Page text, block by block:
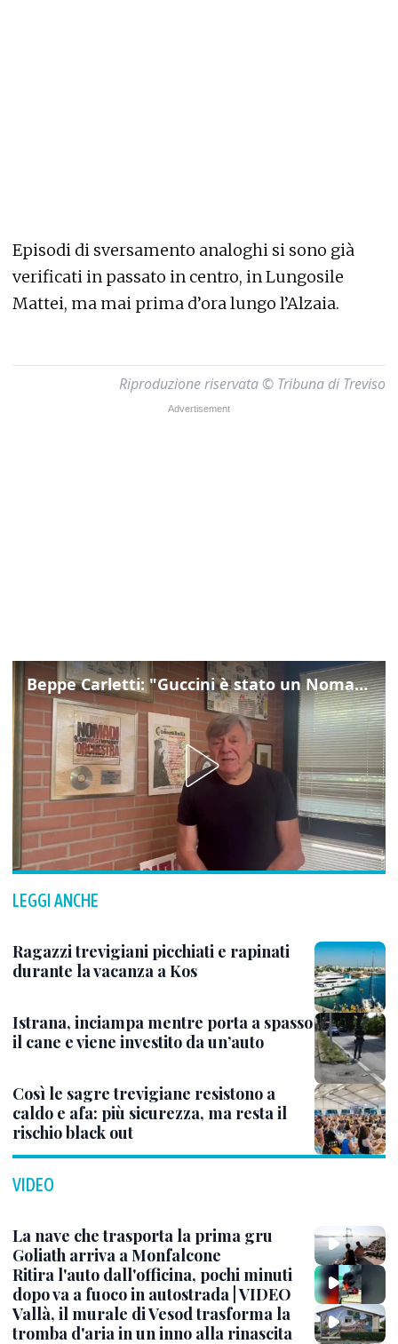
Episodi di sversamento analoghi si sono già
verificati in passato in centro, in Lungosile
Mattei, ma mai prima d’ora lungo l’Alzaia.
Riproduzione riservata © Tribuna di Treviso
Beppe Carletti: "Guccini è stato un Nomade"
LEGGI ANCHE
Ragazzi trevigiani picchiati e rapinati
durante la vacanza a Kos
Istrana, inciampa mentre porta a spasso
il cane e viene investito da un’auto
Così le sagre trevigiane resistono a
caldo e afa: più sicurezza, ma resta il
rischio black out
VIDEO
La nave che trasporta la prima gru
Goliath arriva a Monfalcone
Ritira l'auto dall'officina, pochi minuti
dopo va a fuoco in autostrada | VIDEO
Vallà, il murale di Vesod trasforma la
tromba d'aria in un inno alla rinascita